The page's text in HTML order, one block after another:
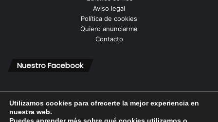
Aviso legal
Política de cookies
Quiero anunciarme
Contacto
Nuestro Facebook
Utilizamos cookies para ofrecerte la mejor experiencia en
nuestra web.